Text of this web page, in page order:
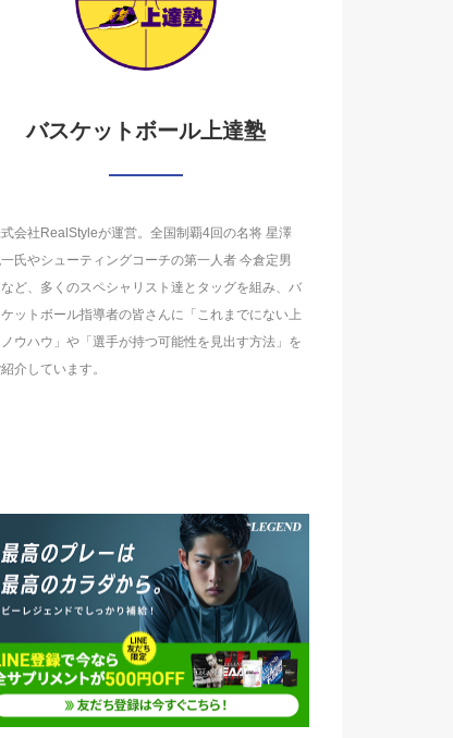
バスケットボール上達塾
会社RealStyleが運営。全国制覇4回の名将 星澤
氏やシューティングコーチの第一人者 今倉定男
など、多くのスペシャリスト達とタッグを組み、バ
ットボール指導者の皆さんに「これまでにない上
ウハウ」や「選手が持つ可能性を見出す方法」を
介しています。